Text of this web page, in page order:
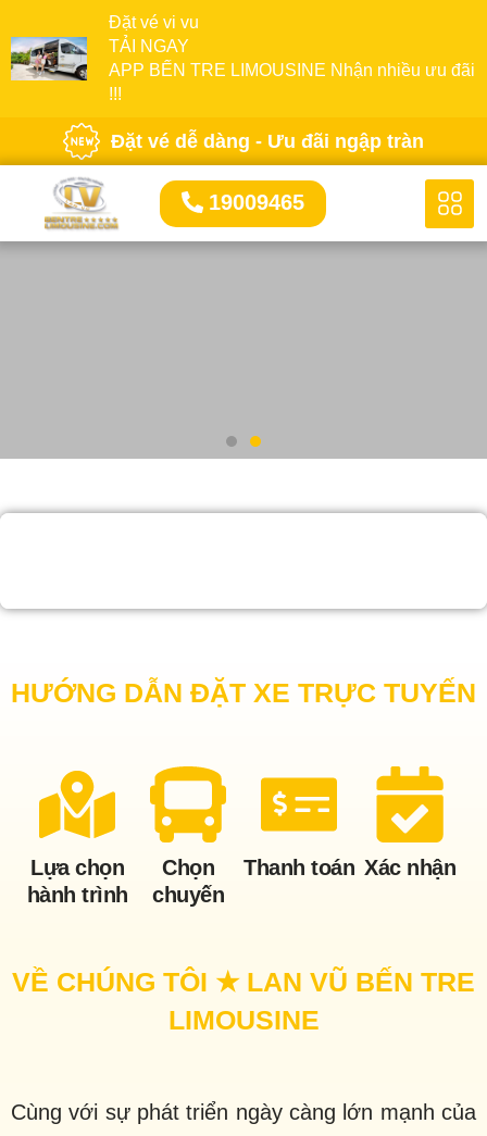
Đặt vé vi vu
TẢI NGAY
APP BẾN TRE LIMOUSINE Nhận nhiều ưu đãi
!!!
Đặt vé dễ dàng - Ưu đãi ngập tràn
19009465
HƯỚNG DẪN ĐẶT XE TRỰC TUYẾN
Lựa chọn
hành trình
Chọn
chuyến
Thanh toán Xác nhận
VỀ CHÚNG TÔI ★ LAN VŨ BẾN TRE
LIMOUSINE
Cùng với sự phát triển ngày càng lớn mạnh của